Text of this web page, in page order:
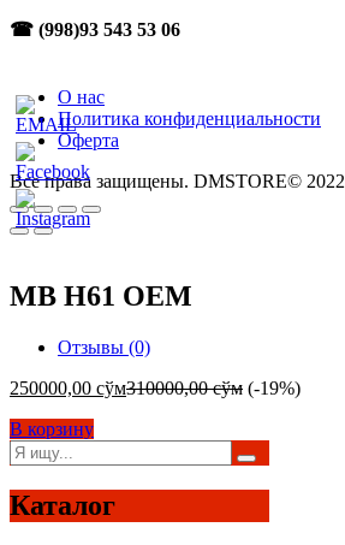
☎ (998)93 543 53 06
О нас
Политика конфиденциальности
Оферта
Все права защищены. DMSTORE© 2022
MB H61 OEM
Отзывы (0)
250000,00 сўм310000,00сўм (-19%)
В корзину
Каталог